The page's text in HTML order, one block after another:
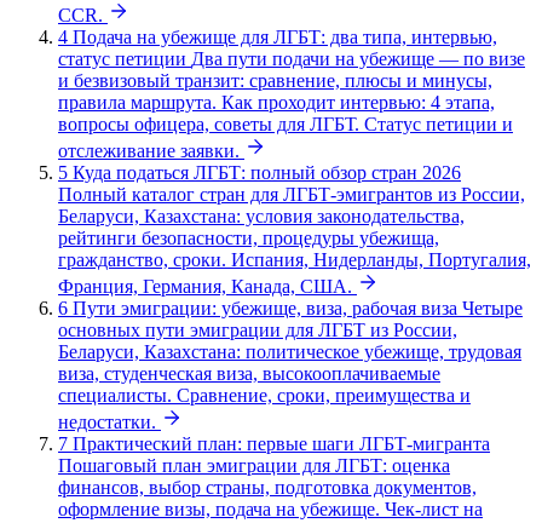
CCR.
4 Подача на убежище для ЛГБТ: два типа, интервью,
статус петиции Два пути подачи на убежище — по визе
и безвизовый транзит: сравнение, плюсы и минусы,
правила маршрута. Как проходит интервью: 4 этапа,
вопросы офицера, советы для ЛГБТ. Статус петиции и
отслеживание заявки.
5 Куда податься ЛГБТ: полный обзор стран 2026
Полный каталог стран для ЛГБТ-эмигрантов из России,
Беларуси, Казахстана: условия законодательства,
рейтинги безопасности, процедуры убежища,
гражданство, сроки. Испания, Нидерланды, Португалия,
Франция, Германия, Канада, США.
6 Пути эмиграции: убежище, виза, рабочая виза Четыре
основных пути эмиграции для ЛГБТ из России,
Беларуси, Казахстана: политическое убежище, трудовая
виза, студенческая виза, высокооплачиваемые
специалисты. Сравнение, сроки, преимущества и
недостатки.
7 Практический план: первые шаги ЛГБТ-мигранта
Пошаговый план эмиграции для ЛГБТ: оценка
финансов, выбор страны, подготовка документов,
оформление визы, подача на убежище. Чек-лист на